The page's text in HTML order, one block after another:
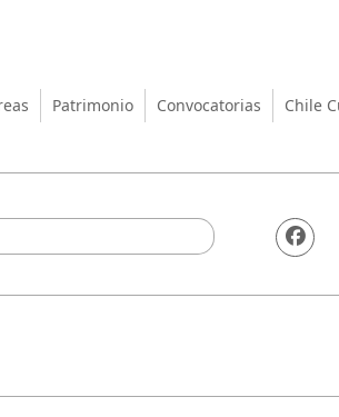
las Artes y el
Patrimonio Convocatorias Chile